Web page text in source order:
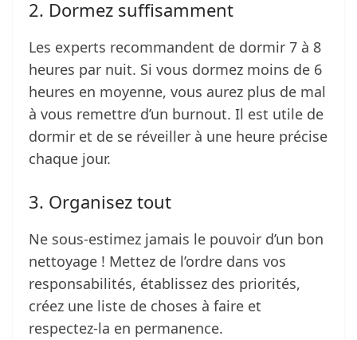
2. Dormez suffisamment
Les experts recommandent de dormir 7 à 8
heures par nuit. Si vous dormez moins de 6
heures en moyenne, vous aurez plus de mal
à vous remettre d’un burnout. Il est utile de
dormir et de se réveiller à une heure précise
chaque jour.
3. Organisez tout
Ne sous-estimez jamais le pouvoir d’un bon
nettoyage ! Mettez de l’ordre dans vos
responsabilités, établissez des priorités,
créez une liste de choses à faire et
respectez-la en permanence.